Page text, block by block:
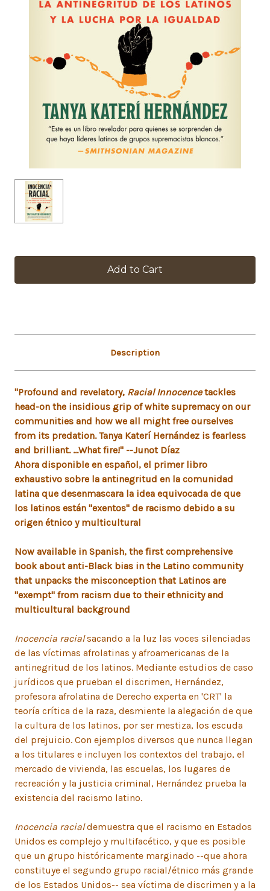
Description
"Profound and revelatory, Racial Innocencetackles
head-on the insidious grip of white supremacy on our
communities and how we all might free ourselves
from its predation. Tanya Katerí Hernández is fearless
and brilliant. ...What fire!" --Junot Díaz
Ahora disponible en español, el primer libro
exhaustivo sobre la antinegritud en la comunidad
latina que desenmascara la idea equivocada de que
los latinos están "exentos" de racismo debido a su
origen étnico y multicultural
Now available in Spanish, the first comprehensive
book about anti-Black bias in the Latino community
that unpacks the misconception that Latinos are
"exempt" from racism due to their ethnicity and
multicultural background
Inocencia racialsacando a la luz las voces silenciadas
de las víctimas afrolatinas y afroamericanas de la
antinegritud de los latinos. Mediante estudios de caso
jurídicos que prueban el discrimen, Hernández,
profesora afrolatina de Derecho experta en 'CRT' la
teoría crítica de la raza, desmiente la alegación de que
la cultura de los latinos, por ser mestiza, los escuda
del prejuicio. Con ejemplos diversos que nunca llegan
a los titulares e incluyen los contextos del trabajo, el
mercado de vivienda, las escuelas, los lugares de
recreación y la justicia criminal, Hernández prueba la
existencia del racismo latino.
Inocencia racialdemuestra que el racismo en Estados
Unidos es complejo y multifacético, y que es posible
que un grupo históricamente marginado --que ahora
constituye el segundo grupo racial/étnico más grande
de los Estados Unidos-- sea víctima de discrimen y a la